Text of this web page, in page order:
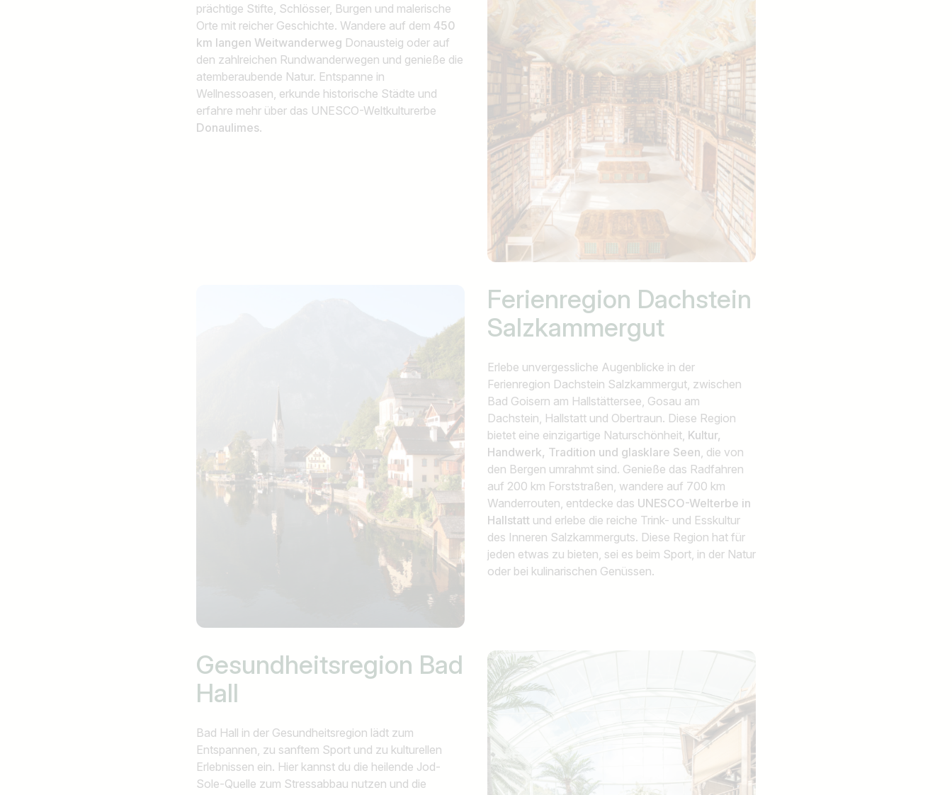
prächtige Stifte, Schlösser, Burgen und malerische
Orte mit reicher Geschichte. Wandere auf dem 450
km langen Weitwanderweg Donausteig oder auf
den zahlreichen Rundwanderwegen und genieße die
atemberaubende Natur. Entspanne in
Wellnessoasen, erkunde historische Städte und
erfahre mehr über das UNESCO-Weltkulturerbe
Donaulimes.
Ferienregion Dachstein
Salzkammergut
Erlebe unvergessliche Augenblicke in der
Ferienregion Dachstein Salzkammergut, zwischen
Bad Goisern am Hallstättersee, Gosau am
Dachstein, Hallstatt und Obertraun. Diese Region
bietet eine einzigartige Naturschönheit, Kultur,
Handwerk, Tradition und glasklare Seen, die von
den Bergen umrahmt sind. Genieße das Radfahren
auf 200 km Forststraßen, wandere auf 700 km
Wanderrouten, entdecke das UNESCO-Welterbe in
Hallstatt und erlebe die reiche Trink- und Esskultur
des Inneren Salzkammerguts. Diese Region hat für
jeden etwas zu bieten, sei es beim Sport, in der Natur
oder bei kulinarischen Genüssen.
Gesundheitsregion Bad
Hall
Bad Hall in der Gesundheitsregion lädt zum
Entspannen, zu sanftem Sport und zu kulturellen
Erlebnissen ein. Hier kannst du die heilende Jod-
Sole-Quelle zum Stressabbau nutzen und die